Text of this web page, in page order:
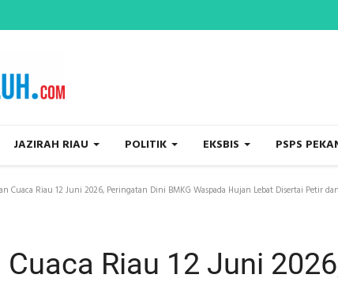
JAZIRAH RIAU POLITIK EKSBIS PSPS
Cuaca Riau 12 Juni 2026, Peringatan Dini BMKG Waspada Hujan Lebat Disertai Petir
Riau 12 Juni